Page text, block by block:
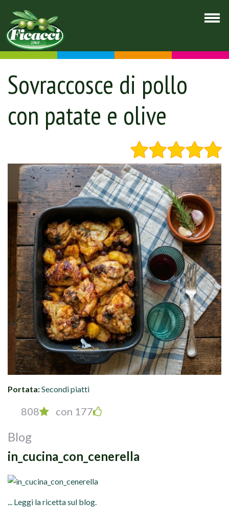
Sovraccosce di pollo
con patate e olive
Portata:Secondi piatti
808 con 177
Blog
in_cucina_con_cenerella
... Leggi la ricetta sul blog.